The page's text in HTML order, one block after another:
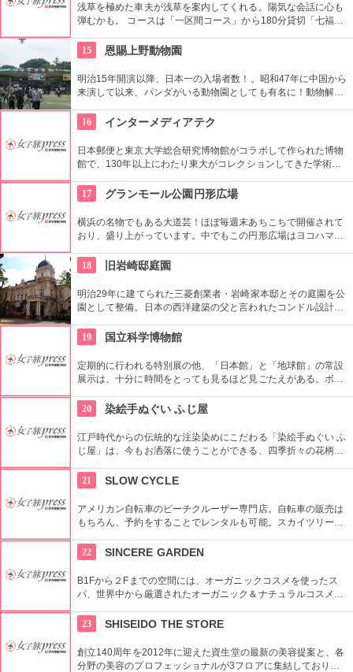
浅草を極めた車夫が浅草を案内してくれる。陽気な会話に心も
弾むかも。 コースは「一区間コース」から180分貸切「七福神
好評だとか。
15 恩賜上野動物園
明治15年開演以降、日本一の入場者数！。昭和47年に中国から
来演して以来、パンダがいる動物園としても有名に！動物解説
16
インターメディアテク
日本郵便と東京大学総合研究博物館がコラボして作られた博物
館で、130年以上にわたり東大がコレクションしてきた学術コ
ている。
17 グランモール公園円形広場
横浜の名物でもある大道芸！ほぼ毎週末あちこちで開催されて
おり、盛り上がっています。中でもこの円形広場はヨコハマ大
労される、驚きの芸に子供も大人も釘付けです！
18 旧岩崎邸庭園
明治29年に建てられた三菱創業者・岩崎家本邸とその庭園を公
園として整備。日本の西洋建築の父と言われたコンドル設計の
文化財にもなっている。
19 国立科学博物館
定期的に行われる特別展の他、「日本館」と「地球館」の常設
展示は、十分に時間をとっても見るほど見ごたえがある。ボラ
とまちがいなし。
20 染絵手ぬぐい ふじ屋
江戸時代からの伝統的な注染染めにこだわる「染絵手ぬぐい ふ
じ屋」は、今もお洒落に使うことができる、四季折々の花柄や
地の小物も各種扱っています。
21 SLOW CYCLE
アメリカン自転車のビーチクルーザー専門店。自転車の販売は
もちろん、予約をすることでレンタルも可能。スカイツリーや
フェをオープンし、注目を集めている。
22 SINCERE GARDEN
B1Fから２Fまでの空間には、オーガニックコスメを使ったス
パ、世界中から厳選されたオーガニック＆ナチュラルコスメを
り、心も体もリフレッシュできます。
23 SHISEIDO THE STORE
創立140周年を2012年に迎えた資生堂の最新の美容提案と、各
分野の美容のプロフェッショナルが3フロアに集結しており、